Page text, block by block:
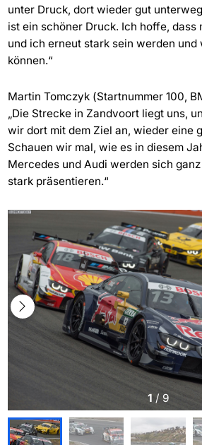
unter Druck, dort wieder gut
ist ein schöner Druck. Ich hoffe, dass
und ich erneut stark sein werden
können.“
Martin Tomczyk (Startnummer 100,
„Die Strecke in Zandvoort liegt uns,
wir dort mit dem Ziel an, wieder eine
Schauen wir mal, wie es in diesem
Mercedes und Audi werden sich
stark präsentieren.“
1 / 9